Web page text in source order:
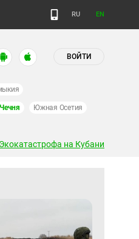
RU EN
ВОЙТИ
Чечня Южная Осетия
Экокатастрофа на Кубани